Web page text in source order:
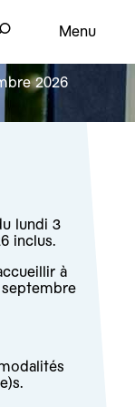
Menu
2026
lundi 3
inclus.
à